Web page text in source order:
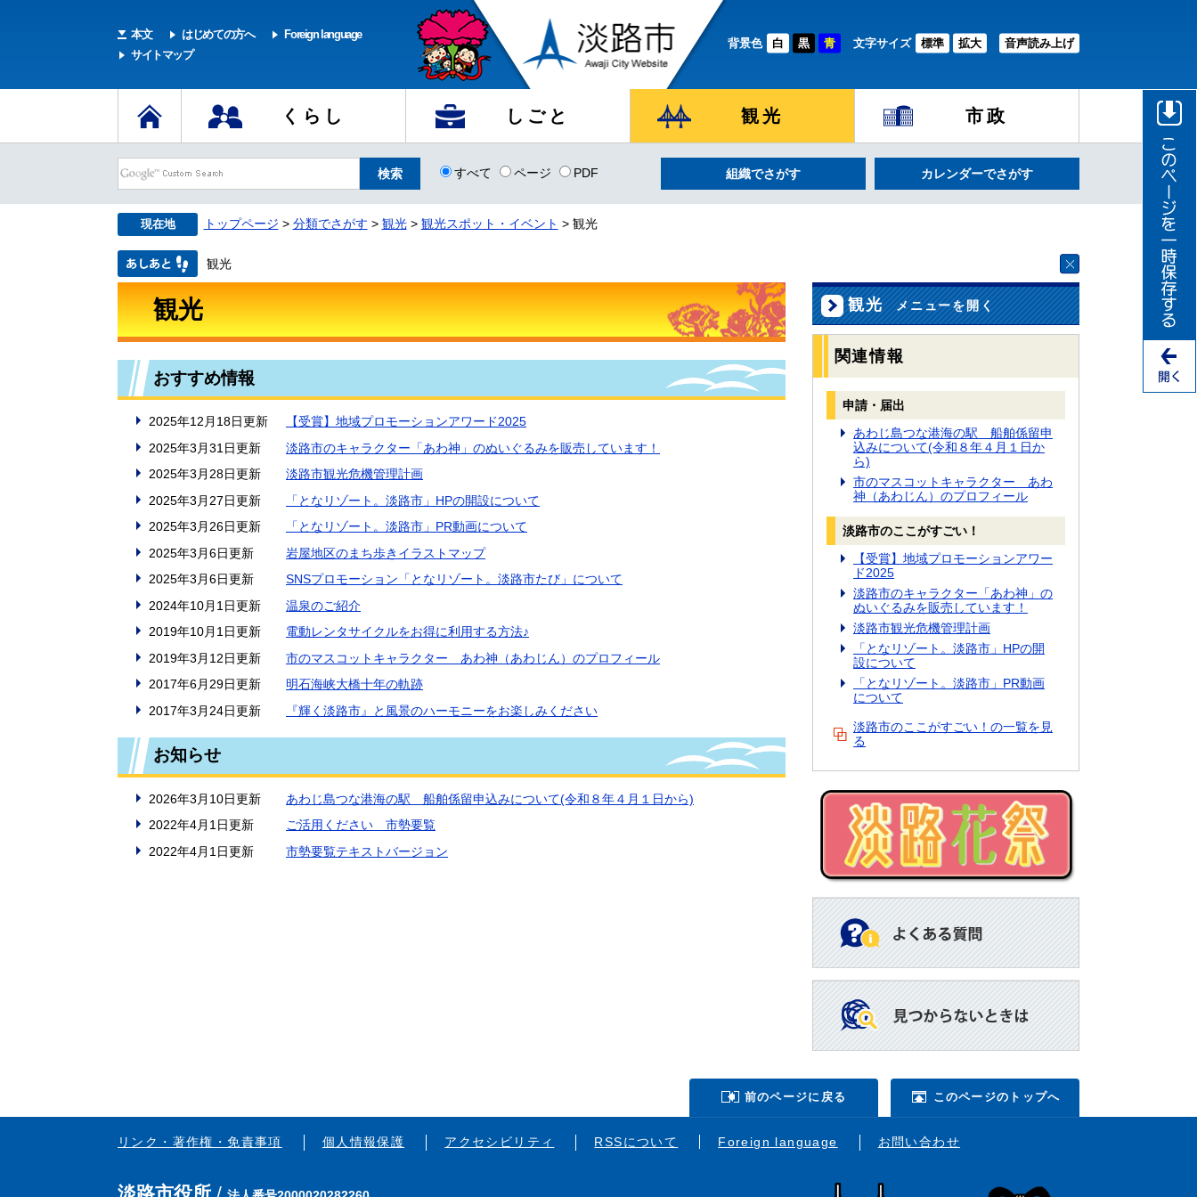
本文 はじめての方へ
Foreign language
サイトマップ
背景色 白 黒 青 文字サイズ 標準 拡大 音声読み上げ
くらし しごと 観光 市政
すべて ページ PDF 組織でさがす カレンダーでさがす
現在地 トップページ > 分類でさがす > 観光> 観光スポット・イベント > 観光
観光
観光
おすすめ情報
2025年12月18日更新
【受賞】地域プロモーションアワード2025
2025年3月31日更新
淡路市のキャラクター「あわ神」のぬいぐるみを販売しています！
2025年3月28日更新
淡路市観光危機管理計画
2025年3月27日更新
「となリゾート。淡路市」HPの開設について
2025年3月26日更新
「となリゾート。淡路市」PR動画について
2025年3月6日更新
岩屋地区のまち歩きイラストマップ
2025年3月6日更新
SNSプロモーション「となリゾート。淡路市たび」について
2024年10月1日更新
温泉のご紹介
2019年10月1日更新
電動レンタサイクルをお得に利用する方法♪
2019年3月12日更新
市のマスコットキャラクター あわ神（あわじん）のプロフィール
2017年6月29日更新
明石海峡大橋十年の軌跡
2017年3月24日更新
『輝く淡路市』と風景のハーモニーをお楽しみください
お知らせ
2026年3月10日更新
あわじ島つな港海の駅 船舶係留申込みについて(令和８年４月１日から)
2022年4月1日更新
ご活用ください 市勢要覧
2022年4月1日更新
市勢要覧テキストバージョン
観光
関連情報
申請・届出
あわじ島つな港海の駅 船舶係留申
込みについて(令和８年４月１日か
ら)
市のマスコットキャラクター あわ
神（あわじん）のプロフィール
淡路市のここがすごい！
【受賞】地域プロモーションアワー
ド2025
淡路市のキャラクター「あわ神」の
ぬいぐるみを販売しています！
淡路市観光危機管理計画
「となリゾート。淡路市」HPの開
設について
「となリゾート。淡路市」PR動画
について
淡路市のここがすごい！の一覧を見
る
前のページに戻る このページのトップへ
リンク・著作権・免責事項 個人情報保護 アクセシビリティ RSSについて Foreign language お問い合わせ